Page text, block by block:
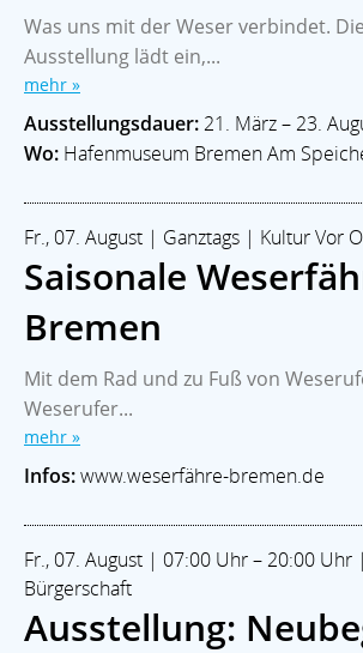
Was uns mit der Weser verbindet. Die
Ausstellung lädt ein,...
mehr »
Ausstellungsdauer:21. März – 23.
Wo: Hafenmuseum Bremen Am
Fr., 07. August | Ganztags | Kultur Vor
Saisonale
Bremen
Mit dem Rad und zu Fuß von
Weserufer...
mehr »
Infos:www.weserfähre-bremen.de
Fr., 07. August | 07:00 Uhr – 20:00 Uhr
Bürgerschaft
Ausstellung: